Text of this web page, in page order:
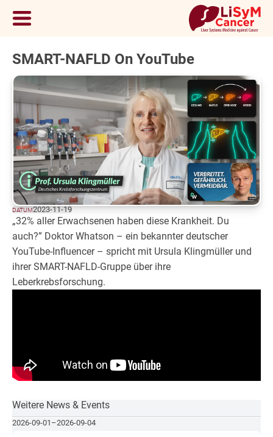
SMART-NAFLD On YouTube
DATUM2023-11-19
„32% aller Erwachsenen haben diese Krankheit. Du
auch?” Doktor Whatson – ein bekannter deutscher
YouTube-Influencer – spricht mit Ursula Klingmüller und
ihrer SMART-NAFLD-Gruppe über ihre
Leberkrebsforschung.
Weitere News & Events
2026-09-01 –2026-09-04